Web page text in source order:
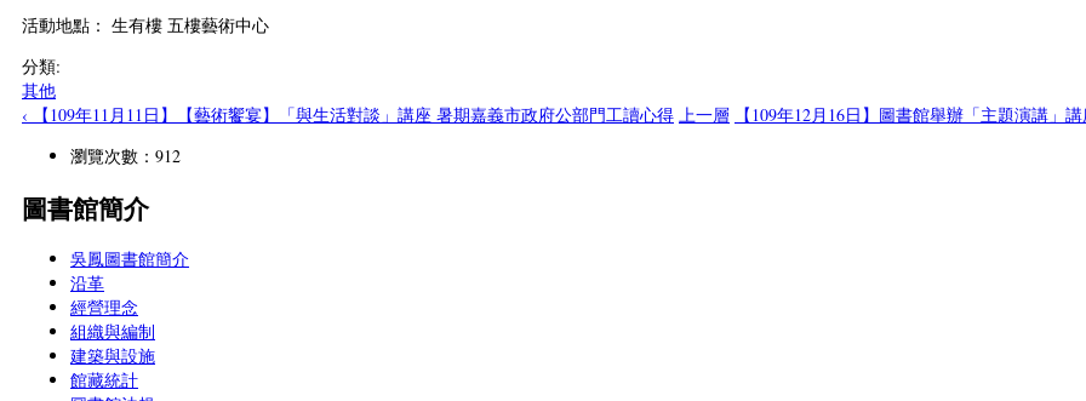
活動地點： 生有樓 五樓藝術中心
分類:
其他
‹ 【109年11月11日】【藝術饗宴】「與生活對談」講座 暑期嘉義市政府公部門工讀心得 上一層
【109年12月16日】圖書館舉辦「主題演講」
瀏覽次數：912
圖書館簡介
吳鳳圖書館簡介
沿革
經營理念
組織與編制
建築與設施
館藏統計